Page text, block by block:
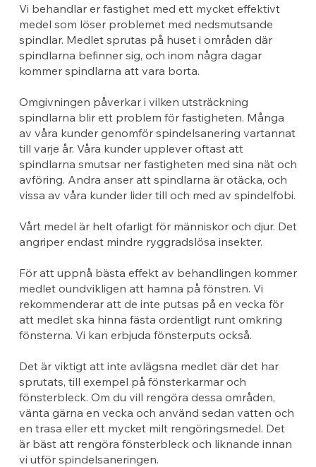
Vi behandlar er fastighet med ett mycket effektivt
medel som löser problemet med nedsmutsande
spindlar. Medlet sprutas på huset i områden där
spindlarna befinner sig, och inom några dagar
kommer spindlarna att vara borta.
Omgivningen påverkar i vilken utsträckning
spindlarna blir ett problem för fastigheten. Många
av våra kunder genomför spindelsanering vartannat
till varje år. Våra kunder upplever oftast att
spindlarna smutsar ner fastigheten med sina nät och
avföring. Andra anser att spindlarna är otäcka, och
vissa av våra kunder lider till och med av spindelfobi.
Vårt medel är helt ofarligt för människor och djur. Det
angriper endast mindre ryggradslösa insekter.
För att uppnå bästa effekt av behandlingen kommer
medlet oundvikligen att hamna på fönstren. Vi
rekommenderar att de inte putsas på en vecka för
att medlet ska hinna fästa ordentligt runt omkring
fönsterna. Vi kan erbjuda fönsterputs också.
Det är viktigt att inte avlägsna medlet där det har
sprutats, till exempel på fönsterkarmar och
fönsterbleck. Om du vill rengöra dessa områden,
vänta gärna en vecka och använd sedan vatten och
en trasa eller ett mycket milt rengöringsmedel. Det
är bäst att rengöra fönsterbleck och liknande innan
vi utför spindelsaneringen.